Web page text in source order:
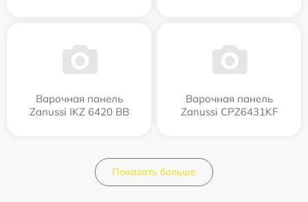
Варочная панель
Zanussi IKZ 6420 BB
Варочная панель
Zanussi CPZ6431KF
Показать больше